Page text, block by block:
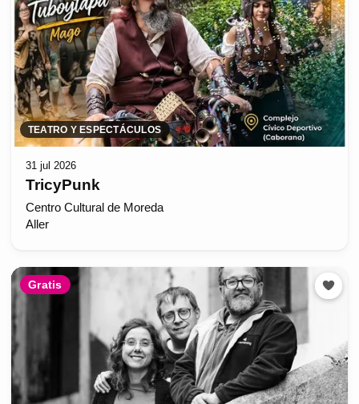
TEATRO Y ESPECTÁCULOS
31 jul 2026
TricyPunk
Centro Cultural de Moreda
Aller
Gratis